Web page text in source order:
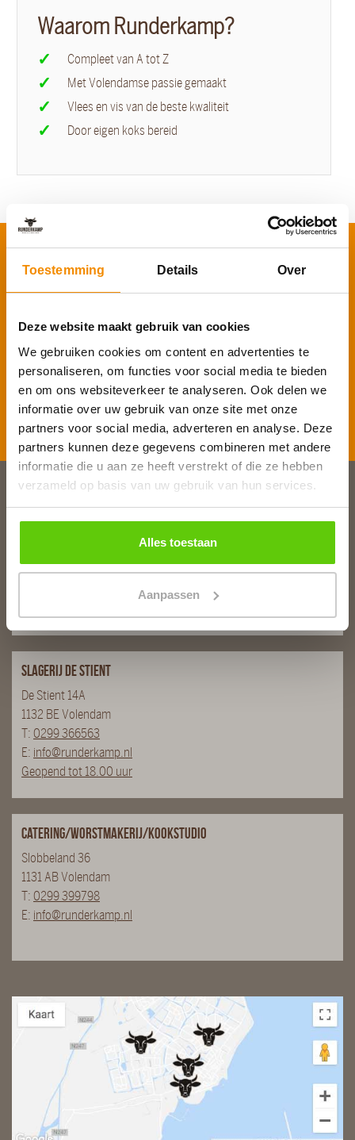
Toestemming Details Over
Deze website maakt gebruik van cookies
We gebruiken cookies om content en advertenties te
personaliseren, om functies voor social media te bieden
en om ons websiteverkeer te analyseren. Ook delen we
informatie over uw gebruik van onze site met onze
partners voor social media, adverteren en analyse. Deze
partners kunnen deze gegevens combineren met andere
informatie die u aan ze heeft verstrekt of die ze hebben
verzameld op basis van uw gebruik van hun services.
Alles toestaan
Aanpassen
Waarom Runderkamp?
Compleet van A tot Z
Met Volendamse passie gemaakt
Vlees en vis van de beste kwaliteit
Door eigen koks bereid
Voornaam*
Slagerij van Baar
T:0299 - 363312
Slagerij De Stient
De Stient 14A
1132 BE Volendam
T: 0299 366563
E: info@runderkamp.nl
Geopend tot 18.00 uur
Catering/Worstmakerij/Kookstudio
Slobbeland 36
1131 AB Volendam
T: 0299 399798
E: info@runderkamp.nl